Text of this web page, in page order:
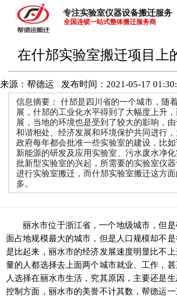
专注实验室仪器设备搬迁服务
全国连锁一站式整体搬迁服务商
在什邡实验室搬迁项目上
来源：帮德运 发布时间： 2021-05-17
信息摘要： 什邡是四川省的一个城市，随
展，什邡的工业化水平得到了大幅度上升
展，当地的环境也是受到了较大的影响，
和谐相处、经济发展和环境保护共同进行
政府每年都会批准一些实验室的建设，比如
新能源的研发及应用实验室、污水废水净
批新型实验室的兴起，所需要的实验室仪
进行实验室搬迁，而什邡实验室搬迁这方
多。
丽水市位于浙江省，一个地级城市，但
面占地规模最大的城市，但是人口规模却不
是比起来，丽水市的经济发展速度明显比不
量的人都选择去上面两个城市就业、工作，
人选择在丽水市生活，究其原因，主要还是
控制方面，丽水市的美誉不计其数，帮德运